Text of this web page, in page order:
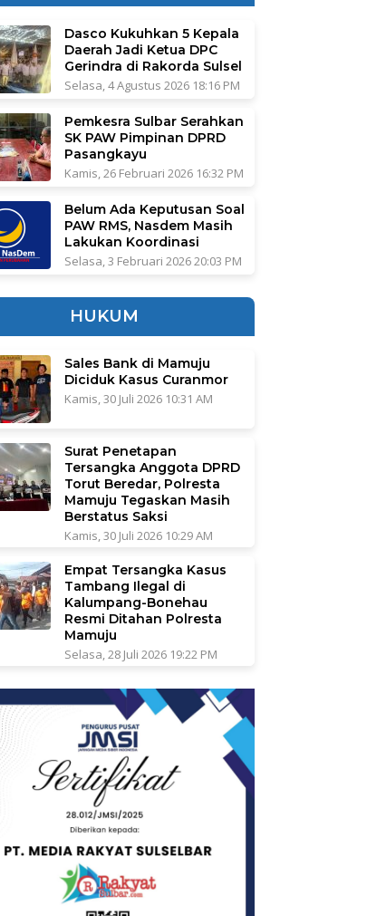
Dasco Kukuhkan 5 Kepala
Daerah Jadi Ketua DPC
Gerindra di Rakorda Sulsel
Selasa, 4 Agustus 2026 18:16 PM
Pemkesra Sulbar Serahkan
SK PAW Pimpinan DPRD
Pasangkayu
Kamis, 26 Februari 2026 16:32 PM
Belum Ada Keputusan Soal
PAW RMS, Nasdem Masih
Lakukan Koordinasi
Selasa, 3 Februari 2026 20:03 PM
HUKUM
Sales Bank di Mamuju
Diciduk Kasus Curanmor
Kamis, 30 Juli 2026 10:31 AM
Surat Penetapan
Tersangka Anggota DPRD
Torut Beredar, Polresta
Mamuju Tegaskan Masih
Berstatus Saksi
Kamis, 30 Juli 2026 10:29 AM
Empat Tersangka Kasus
Tambang Ilegal di
Kalumpang-Bonehau
Resmi Ditahan Polresta
Mamuju
Selasa, 28 Juli 2026 19:22 PM